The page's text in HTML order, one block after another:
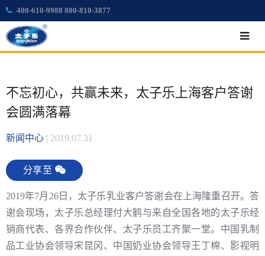
400-610-9988 800-810-3877
不忘初心，共赢未来，太子乐上海客户答谢
会圆满落幕
新闻中心 | 2019.07.31
分享至
2019年7月26日，太子乐乳业客户答谢会在上海隆重召开。答
谢会现场，太子乐总经理付大鹤与来自全国各地的太子乐经
销商代表、各界合作伙伴、太子乐员工齐聚一堂。中国乳制
品工业协会领导宋昆冈、中国奶业协会领导王丁棉、影视明